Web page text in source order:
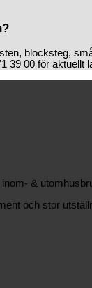
blocksteg,
39 00 för aktuellt
&
och stor